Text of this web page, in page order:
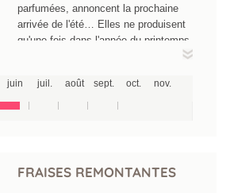
parfumées, annoncent la prochaine
arrivée de l'été… Elles ne produisent
qu'une fois dans l'année du printemps
la Gariguette accompagnée de
Cigaline et de Ciflorette, des fraises
avec notamment Darselect, Sonata,
juin juil. août sept. oct. nov.
FRAISES REMONTANTES